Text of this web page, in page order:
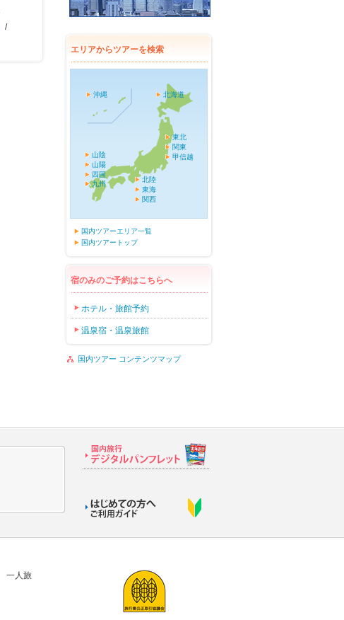
/
エリアからツアーを検索
北海道
東北
関東
甲信越
北陸
東海
関西
山陰
山陽
四国
九州
沖縄
国内ツアーエリア一覧
国内ツアートップ
宿のみのご予約はこちらへ
ホテル・旅館予約
温泉宿・温泉旅館
国内ツアー コンテンツマップ
一人旅